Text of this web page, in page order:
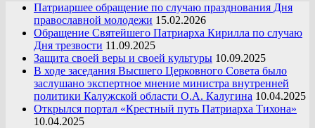
Патриаршее обращение по случаю празднования Дня
православной молодежи 15.02.2026
Обращение Святейшего Патриарха Кирилла по случаю
Дня трезвости 11.09.2025
Защита своей веры и своей культуры 10.09.2025
В ходе заседания Высшего Церковного Совета было
заслушано экспертное мнение министра внутренней
политики Калужской области О.А. Калугина 10.04.2025
Открылся портал «Крестный путь Патриарха Тихона»
10.04.2025